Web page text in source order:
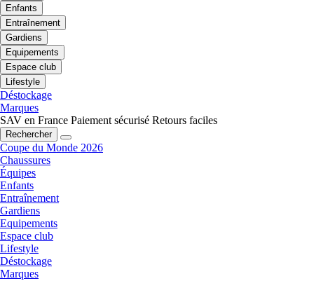
Enfants
Entraînement
Gardiens
Equipements
Espace club
Lifestyle
Déstockage
Marques
SAV en France Paiement sécurisé Retours faciles
Rechercher
Coupe du Monde 2026
Chaussures
Équipes
Enfants
Entraînement
Gardiens
Equipements
Espace club
Lifestyle
Déstockage
Marques